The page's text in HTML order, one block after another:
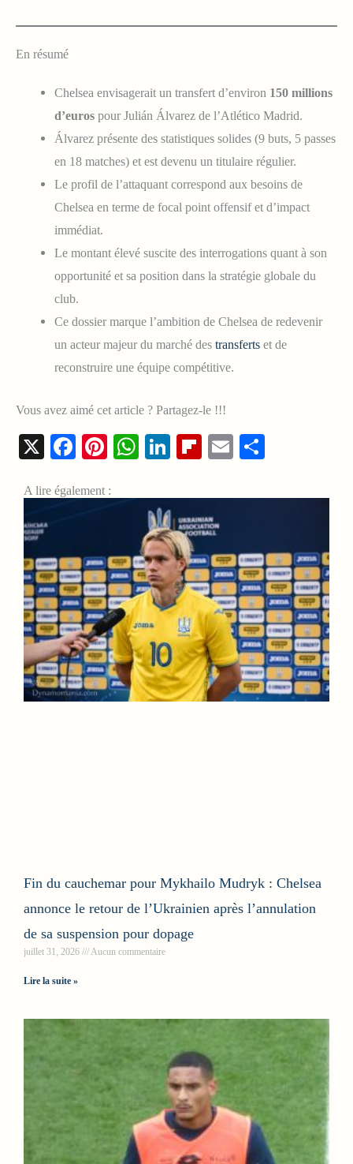
En résumé
Chelsea envisagerait un transfert d’environ 150 millions
d’euros pour Julián Álvarez de l’Atlético Madrid.
Álvarez présente des statistiques solides (9 buts, 5 passes
en 18 matches) et est devenu un titulaire régulier.
Le profil de l’attaquant correspond aux besoins de
Chelsea en terme de focal point offensif et d’impact
immédiat.
Le montant élevé suscite des interrogations quant à son
opportunité et sa position dans la stratégie globale du
club.
Ce dossier marque l’ambition de Chelsea de redevenir
un acteur majeur du marché destransferts et de
reconstruire une équipe compétitive.
Vous avez aimé cet article ? Partagez-le !!!
X Facebook
Pinterest
WhatsApp
LinkedIn
Flipboard
Email
A lire également :
Fin du cauchemar pour Mykhailo Mudryk : Chelsea
annonce le retour de l’Ukrainien après l’annulation
de sa suspension pour dopage
juillet 31, 2026 Aucun commentaire
Lire la suite »